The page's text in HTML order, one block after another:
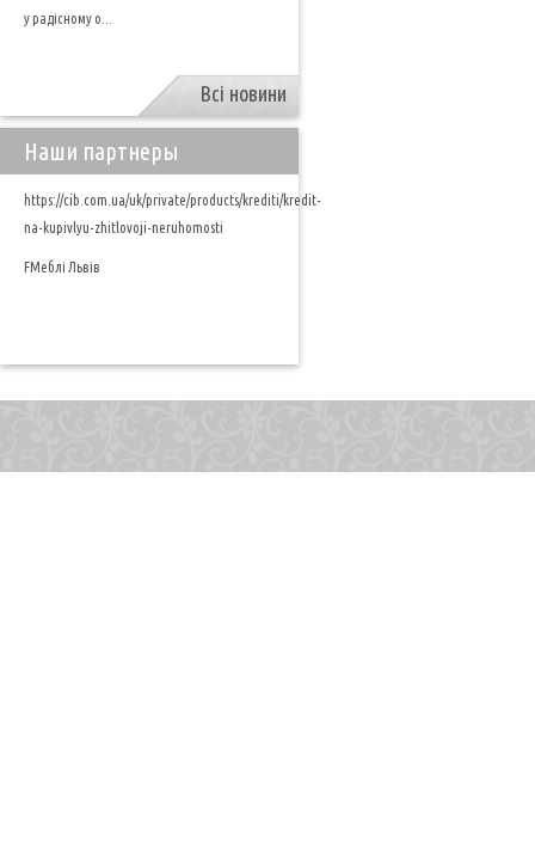
у радісному о...
Всі новини
Наши партнеры
https://cib.com.ua/uk/private/products/krediti/kredit-
na-kupivlyu-zhitlovoji-neruhomosti
FМеблі Львів